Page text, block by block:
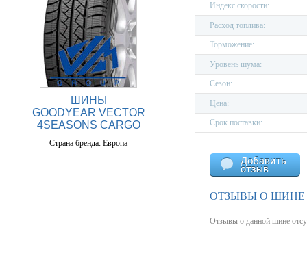
ШИНЫ
GOODYEAR VECTOR
4SEASONS CARGO
Страна бренда: Европа
Индекс скорости:
Расход топлива:
Торможение:
Уровень шума:
Сезон:
Цена:
Срок поставки:
ОТЗЫВЫ О ШИНЕ
Отзывы о данной шине